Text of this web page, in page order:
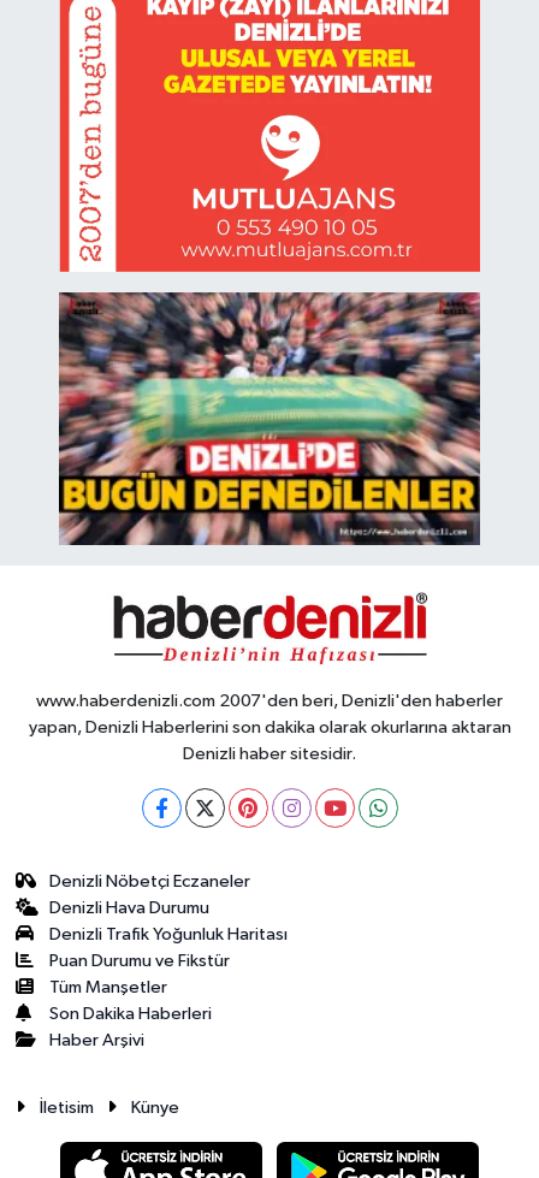
www.haberdenizli.com 2007'den beri, Denizli'den haberler
yapan, Denizli Haberlerini son dakika olarak okurlarına aktaran
Denizli haber sitesidir.
Denizli Nöbetçi Eczaneler
Denizli Hava Durumu
Denizli Trafik Yoğunluk Haritası
Puan Durumu ve Fikstür
Tüm Manşetler
Son Dakika Haberleri
Haber Arşivi
İletisim Künye